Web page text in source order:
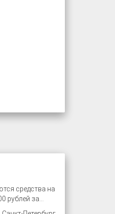
средства на
за...